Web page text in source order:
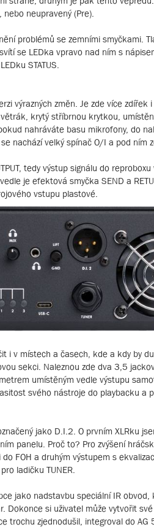
neupravený (Pre).
problémů se zemními smyčkami.
se LEDka vpravo nad ním s
STATUS.
výrazných změn. Je zde více
krytý stříbrnou krytkou,
nahráváte basu mikrofony, do
nachází velký spínač O/I a pod ním
tedy výstup signálu do
je efektová smyčka SEND a
vstupu plastové.
i v místech a časech, kde a kdy by
sekci. Naleznou zde dva 3,5
umístěným vedle výstupu
svého nástroje do playbacku a
jako D.I.2. O prvním XLRku
panelu. Proč to? Pro zvýšení
FOH a druhým výstupem s
ladičku TUNER.
jako nadstavbu speciální IR
Dokonce si uživatel může vytvořit
trochu zjednodušil, integroval do